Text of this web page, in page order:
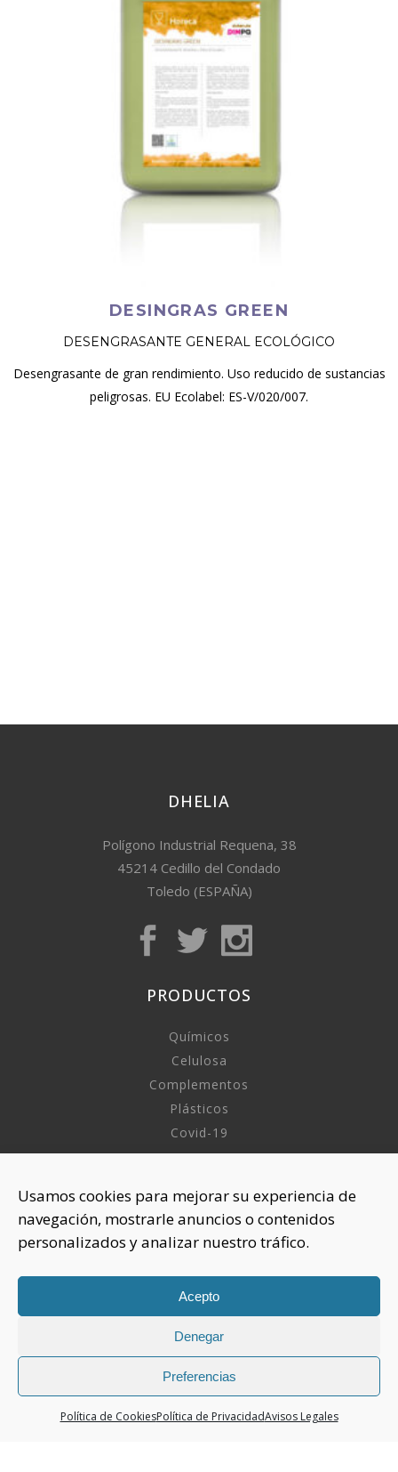
Usamos cookies para mejorar su experiencia de
navegación, mostrarle anuncios o contenidos
personalizados y analizar nuestro tráfico.
Acepto
Denegar
Preferencias
Política de CookiesPolítica de PrivacidadAvisos Legales
DESINGRAS GREEN
DESENGRASANTE GENERAL ECOLÓGICO
Desengrasante de gran rendimiento. Uso reducido de sustancias
peligrosas. EU Ecolabel: ES-V/020/007.
DHELIA
Polígono Industrial Requena, 38
45214 Cedillo del Condado
Toledo (ESPAÑA)
PRODUCTOS
Químicos
Celulosa
Complementos
Plásticos
Covid-19
Sobre nosotros
Aviso Legal
Política de Privacidad
Política Cookies
CONTACTAR
925 508 922
dhelia@dhelia.es